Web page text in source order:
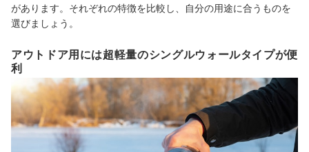
があります。それぞれの特徴を比較し、自分の用途に合うものを
選びましょう。
アウトドア用には超軽量のシングルウォールタイプが便
利